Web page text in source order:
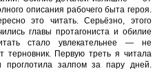
описания рабочего быта героя.
это читать. Серьёзно, этого
главы протагониста и обилие
стало увлекательнее — не
терновник. Первую треть я читала
залпом за пару дней.